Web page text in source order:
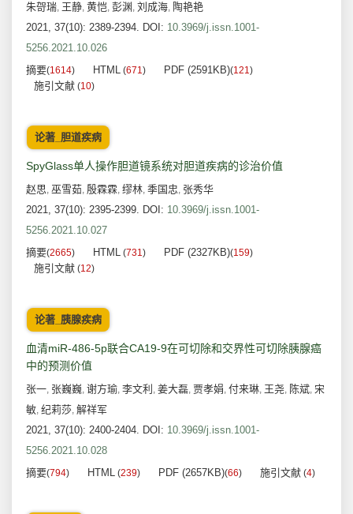
朱哿瑞, 王静, 黄恺, 彭渊 , 刘成海, 陶艳艳
2021, 37(10): 2389-2394. DOI: 10.3969/j.issn.1001-
5256.2021.10.026
摘要(1614) HTML (671) PDF (2591KB)(121)
施引文献 (10)
论著_胆道疾病
SpyGlass单人操作胆道镜系统对胆道疾病的诊治价值
赵思, 巫雪茹, 殷霖霖, 缪林, 季国忠, 张秀华
2021, 37(10): 2395-2399. DOI: 10.3969/j.issn.1001-
5256.2021.10.027
摘要(2665) HTML (731) PDF (2327KB)(159)
施引文献 (12)
论著_胰腺疾病
血清miR-486-5p联合CA19-9在可切除和交界性可切除胰腺癌
中的预测价值
张一, 张巍巍, 谢方瑜, 李文利 , 姜大磊, 贾孝娟, 付来琳, 王尧, 陈斌, 宋
敏, 纪莉莎, 解祥军
2021, 37(10): 2400-2404. DOI: 10.3969/j.issn.1001-
5256.2021.10.028
摘要(794) HTML (239) PDF (2657KB)(66) 施引文献 (4)